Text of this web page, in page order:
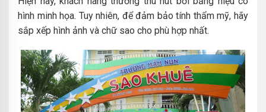
hình minh họa. Tuy nhiên, để đảm bảo tính thẩm mỹ, hãy
sắp xếp hình ảnh và chữ sao cho phù hợp nhất.